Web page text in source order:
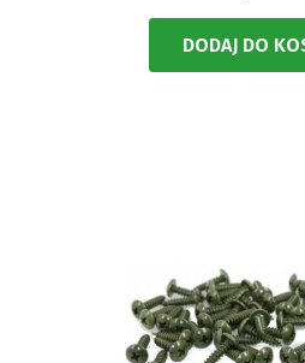
DODAJ DO